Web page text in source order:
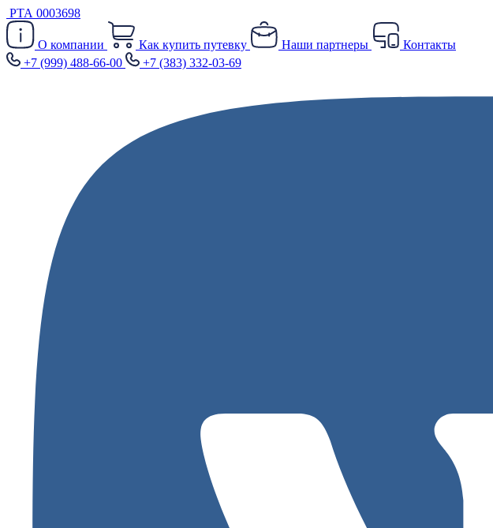
РТА 0003698
О компании Как купить путевку Наши партнеры
Контакты
+7 (999) 488-66-00
+7 (383) 332-03-69